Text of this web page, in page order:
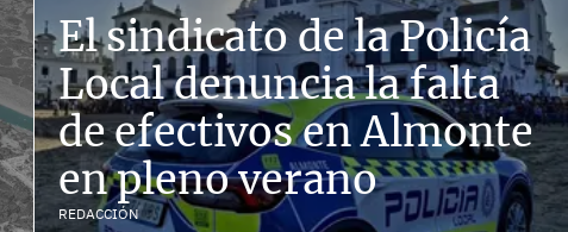
El sindicato de la Policía
Local denuncia la falta
de efectivos en Almonte
en pleno verano
REDACCIÓN